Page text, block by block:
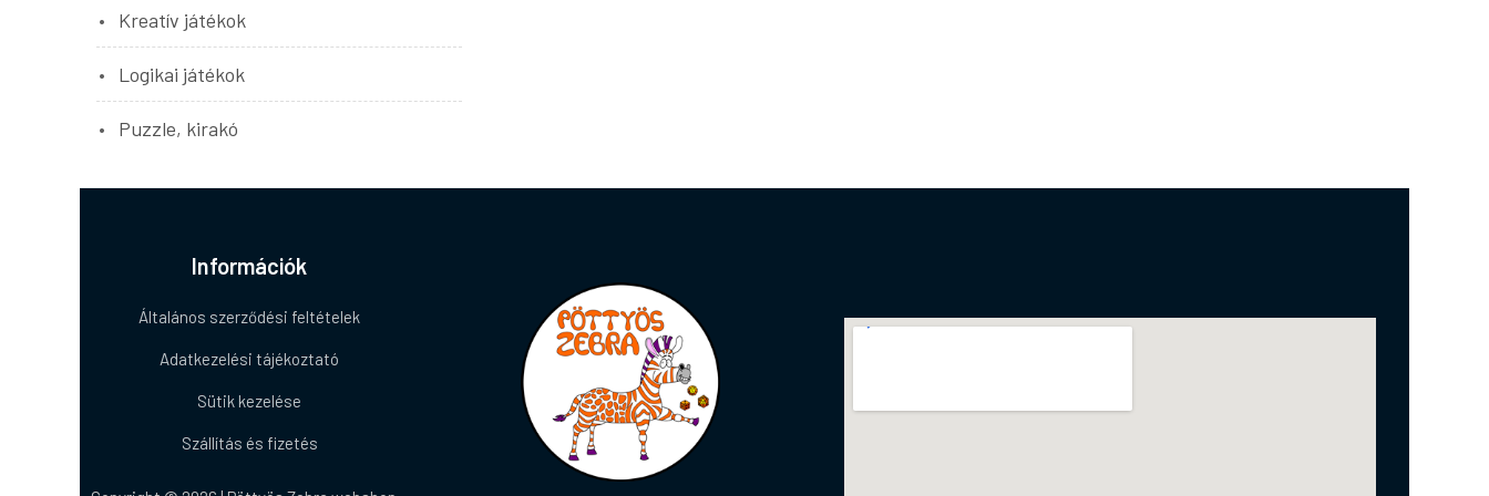
Kreatív játékok
Logikai játékok
Puzzle, kirakó
Információk
Általános szerződési feltételek
Adatkezelési tájékoztató
Sütik kezelése
Szállítás és fizetés